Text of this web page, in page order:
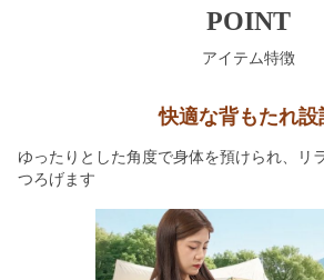
POINT
アイテム特徴
快適な背もたれ設
ゆったりとした角度で身体を預けられ、リ
つろげます